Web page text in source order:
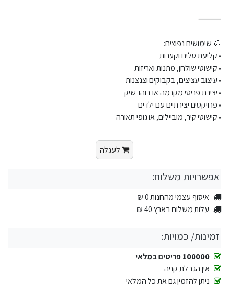
⸻
🎨 שימושים נפוצים:
• קליעת סלים וקערות
• קישוטי שולחן, מתנות ואריזות
• עיצוב עציצים, בקבוקים וצנצנות
• יצירת פריטי מקרמה או בוהו־שיק
• פרויקטים יצירתיים עם ילדים
• קישוטי קיר, מוביילים, או גופי תאורה
לעגלה
אפשרויות משלוח:
איסוף עצמי מהחנות 0 ₪
עלות משלוח בארץ 40 ₪
זמינות/ כמויות:
100000 פריטים במלאי
אין הגבלת קניה
ניתן להזמין גם את כל המלאי